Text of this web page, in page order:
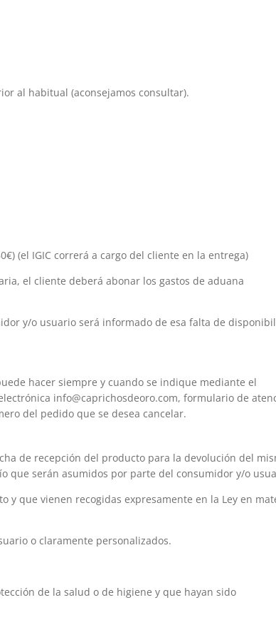
al habitual (aconsejamos consultar).
(el IGIC correrá a cargo del cliente en la entrega)
el cliente deberá abonar los gastos de aduana
y/o usuario será informado de esa falta de
hacer siempre y cuando se indique mediante el
info@caprichosdeoro.com, formulario de
del pedido que se desea cancelar.
de recepción del producto para la devolución del
que serán asumidos por parte del consumidor y/o
y que vienen recogidas expresamente en la Ley en
o claramente personalizados.
de la salud o de higiene y que hayan sido